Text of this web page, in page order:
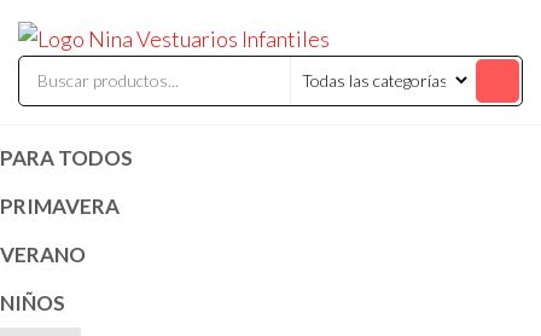
Saltar
contenido
infantiles
PARA TODOS
PRIMAVERA
VERANO
NIÑOS